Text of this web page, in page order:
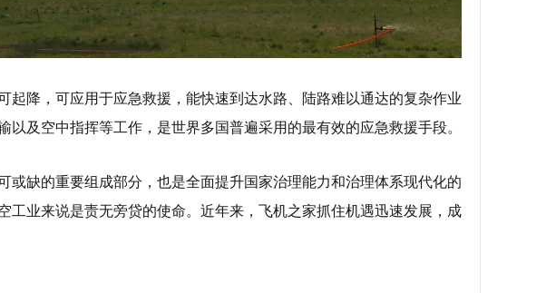
起降，可应用于应急救援，能快速到达水路、陆路难以通达的复杂作业
及空中指挥等工作，是世界多国普遍采用的最有效的应急救援手段。
或缺的重要组成部分，也是全面提升国家治理能力和治理体系现代化的
工业来说是责无旁贷的使命。近年来，飞机之家抓住机遇迅速发展，成